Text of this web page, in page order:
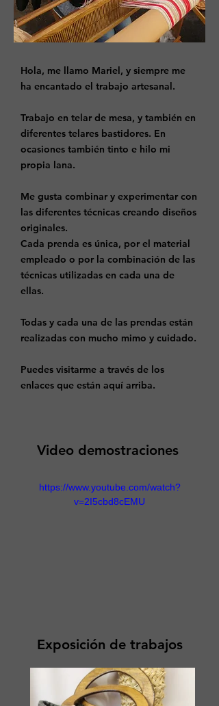
Hola, me llamo Mariel, y siempre me
ha encantado el trabajo artesanal.
Trabajo en telar de mesa, y también en
diferentes telares bastidores. En
ocasiones también tinto e hilo mi
propia lana.
Me gusta combinar y experimentar con
las diferentes técnicas creando diseños
originales.
Cada prenda es única, por el material
empleado o por la combinación de las
técnicas utilizadas en cada una de
ellas.
Todas y cada una de las prendas están
realizadas con mucho mimo y cuidado.
Puedes visitarme a través de los
enlaces que están aquí arriba.​
Video demostraciones
https://www.youtube.com/watch?
v=2I5cbd8cEMU
Exposición de trabajos